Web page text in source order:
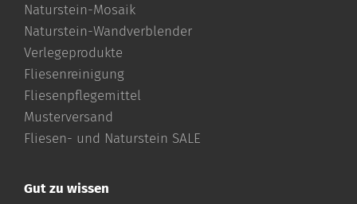
Naturstein-Mosaik
Naturstein-Wandverblender
Verlegeprodukte
Fliesenreinigung
Fliesenpflegemittel
Musterversand
Fliesen- und Naturstein SALE
Gut zu wissen